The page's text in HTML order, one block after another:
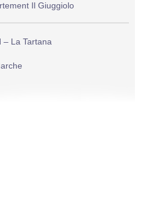
Il Giuggiolo
– La Tartana